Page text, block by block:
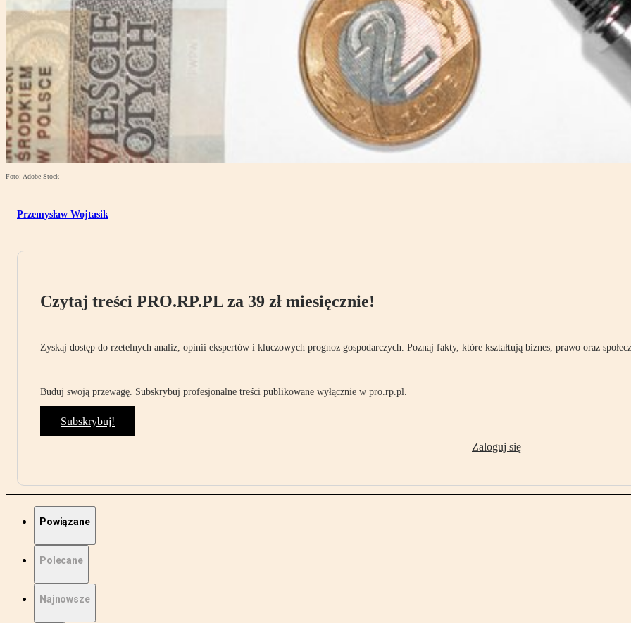
Foto: Adobe Stock
Przemysław Wojtasik
Czytaj treści PRO.RP.PL za 39 zł miesięcznie!
Zyskaj dostęp do rzetelnych analiz, opinii ekspertów i kluczowych prognoz gospodarczych. Poznaj fakty, które kształtują biznes, prawo oraz
Buduj swoją przewagę. Subskrybuj profesjonalne treści publikowane wyłącznie w pro.rp.pl.
Subskrybuj!
Zaloguj się
Powiązane
Polecane
Najnowsze